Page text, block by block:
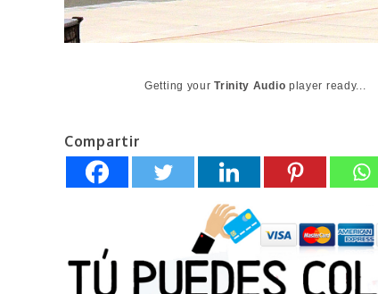
Getting yourTrinity Audio player ready...
Compartir